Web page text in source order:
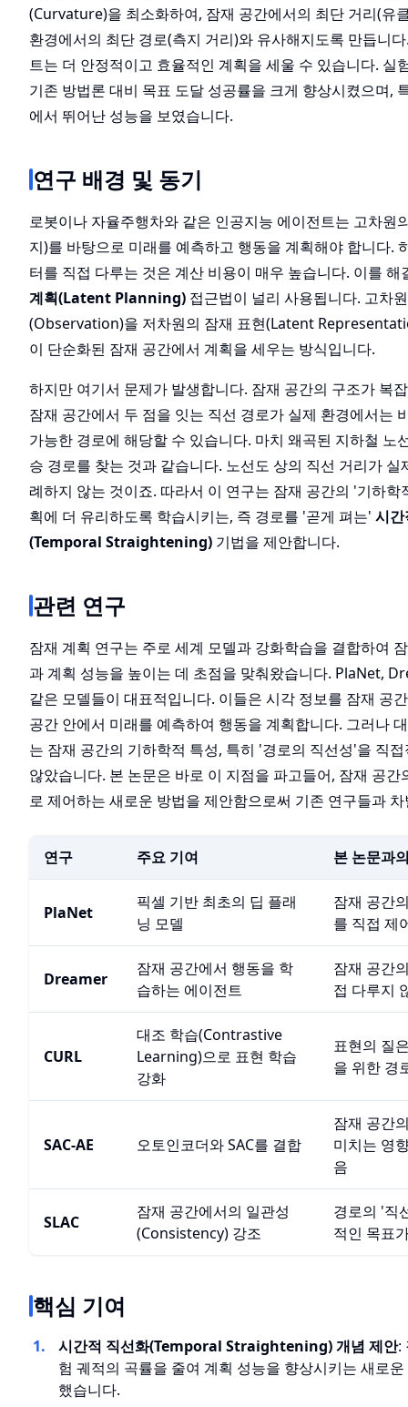
(Curvature)을 최소화하여, 잠재 공간에서의 최단 거리(유
환경에서의 최단 경로(측지 거리)와 유사해지도록 만듭니
트는 더 안정적이고 효율적인 계획을 세울 수 있습니다. 실
기존 방법론 대비 목표 도달 성공률을 크게 향상시켰으며,
에서 뛰어난 성능을 보였습니다.
연구 배경 및 동기
로봇이나 자율주행차와 같은 인공지능 에이전트는 고차원
지)를 바탕으로 미래를 예측하고 행동을 계획해야 합니다.
터를 직접 다루는 것은 계산 비용이 매우 높습니다. 이를
계획(Latent Planning) 접근법이 널리 사용됩니다. 고차
(Observation)을 저차원의 잠재 표현(Latent
이 단순화된 잠재 공간에서 계획을 세우는 방식입니다.
하지만 여기서 문제가 발생합니다. 잠재 공간의 구조가 복
잠재 공간에서 두 점을 잇는 직선 경로가 실제 환경에서는
가능한 경로에 해당할 수 있습니다. 마치 왜곡된 지하철 노
승 경로를 찾는 것과 같습니다. 노선도 상의 직선 거리가 실
례하지 않는 것이죠. 따라서 이 연구는 잠재 공간의 '기하학
획에 더 유리하도록 학습시키는, 즉 경로를 '곧게 펴는' 시
(Temporal Straightening) 기법을 제안합니다.
관련 연구
잠재 계획 연구는 주로 세계 모델과 강화학습을 결합하여
과 계획 성능을 높이는 데 초점을 맞춰왔습니다. PlaNet,
같은 모델들이 대표적입니다. 이들은 시각 정보를 잠재 공
공간 안에서 미래를 예측하여 행동을 계획합니다. 그러나
는 잠재 공간의 기하학적 특성, 특히 '경로의 직선성'을 직
않았습니다. 본 논문은 바로 이 지점을 파고들어, 잠재 공간
로 제어하는 새로운 방법을 제안함으로써 기존 연구들과
연구 주요 기여 본 논문과
PlaNet
픽셀 기반 최초의 딥 플래
닝 모델
잠재 공간
를 직접 제
Dreamer
잠재 공간에서 행동을 학
습하는 에이전트
잠재 공간
접 다루지
CURL
대조 학습(Contrastive
Learning)으로 표현 학습
강화
표현의 질
을 위한 경
SAC-AE 오토인코더와 SAC를 결합
잠재 공간
미치는 영
음
SLAC
잠재 공간에서의 일관성
(Consistency) 강조
경로의 '직
적인 목표
핵심 기여
시간적 직선화(Temporal Straightening) 개념 제안:
험 궤적의 곡률을 줄여 계획 성능을 향상시키는 새로
했습니다.